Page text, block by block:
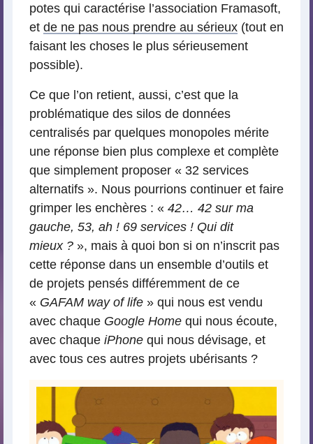
potes qui caractérise l’association Framasoft,
et de ne pas nous prendre au sérieux (tout en
faisant les choses le plus sérieusement
possible).
Ce que l’on retient, aussi, c’est que la
problématique des silos de données
centralisés par quelques monopoles mérite
une réponse bien plus complexe et complète
que simplement proposer « 32 services
alternatifs ». Nous pourrions continuer et faire
grimper les enchères : « 42… 42 sur ma
gauche, 53, ah ! 69 services ! Qui dit
mieux ? », mais à quoi bon si on n’inscrit pas
cette réponse dans un ensemble d’outils et
de projets pensés différemment de ce
« GAFAM way of life » qui nous est vendu
avec chaque Google Home qui nous écoute,
avec chaque iPhone qui nous dévisage, et
avec tous ces autres projets ubérisants ?